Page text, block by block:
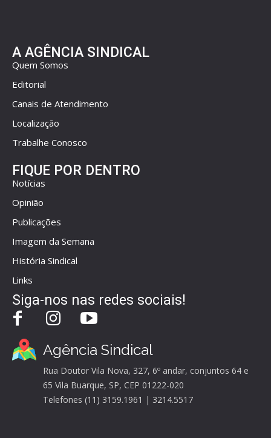
A AGÊNCIA SINDICAL
Quem Somos
Editorial
Canais de Atendimento
Localização
Trabalhe Conosco
FIQUE POR DENTRO
Notícias
Opinião
Publicações
Imagem da Semana
História Sindical
Links
Siga-nos nas redes sociais!
Agência Sindical
Rua Doutor Vila Nova, 327, 6º andar, conjuntos 64 e
65 Vila Buarque, SP, CEP 01222-020
Telefones (11) 3159.1961 | 3214.5517